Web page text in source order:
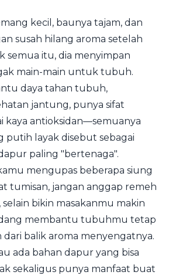
kecil, baunya tajam, dan
susah hilang aroma setelah
semua itu, dia menyimpan
main-main untuk tubuh.
daya tahan tubuh,
jantung, punya sifat
kaya antioksidan—semuanya
putih layak disebut sebagai
paling "bertenaga".
mengupas beberapa siung
tumisan, jangan anggap remeh
selain bikin masakanmu makin
membantu tubuhmu tetap
balik aroma menyengatnya.
ada bahan dapur yang bisa
sekaligus punya manfaat buat